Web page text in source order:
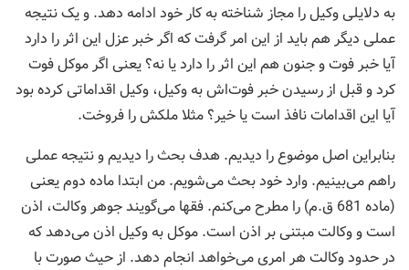
به دلایلی وکیل را مجاز شناخته به کار خود ادامه دهد. و یک نتیجه
عملی دیگر هم باید از این امر گرفت که اگر خبر عزل این اثر را دارد
آیا خبر فوت و جنون هم این اثر را دارد یا نه؟ یعنی اگر موکل فوت
کرد و قبل از رسیدن خبر فوت‌اش به وکیل، وکیل اقداماتی کرده بود
آیا این اقدامات نافذ است یا خیر؟ مثلا ملکش را فروخت.
بنابراین اصل موضوع را دیدیم. هدف بحث را دیدیم و نتیجه عملی
راهم می‌بینیم. وارد خود بحث می‌شویم. من ابتدا ماده دوم یعنی
(ماده 681 ق.م) را مطرح می‌کنم. فقها می‌گویند جوهر وکالت، اذن
است و وکالت مبتنی بر اذن است. موکل به وکیل اذن می‌دهد که
در حدود وکالت هر امری می‌خواهد انجام دهد. از حیث صورت با